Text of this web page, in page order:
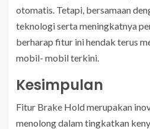
otomatis. Tetapi, bersamaan
teknologi serta meningkatnya
berharap fitur ini hendak terus
mobil- mobil terkini.
Kesimpulan
Fitur Brake Hold merupakan
menolong dalam tingkatkan